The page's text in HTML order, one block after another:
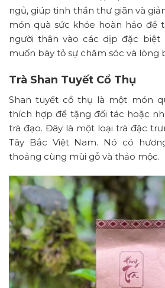
ngủ, giúp tinh thần thư giãn và
món quà sức khỏe hoàn hảo để
người thân vào các dịp đặc biệt
muốn bày tỏ sự chăm sóc và lòng
Trà Shan Tuyết Cổ Thụ
Shan tuyết cổ thụ là một món
thích hợp để tặng đối tác hoặc
trà đạo. Đây là một loại trà đặc
Tây Bắc Việt Nam. Nó có
thoảng cùng mùi gỗ và thảo mộc.